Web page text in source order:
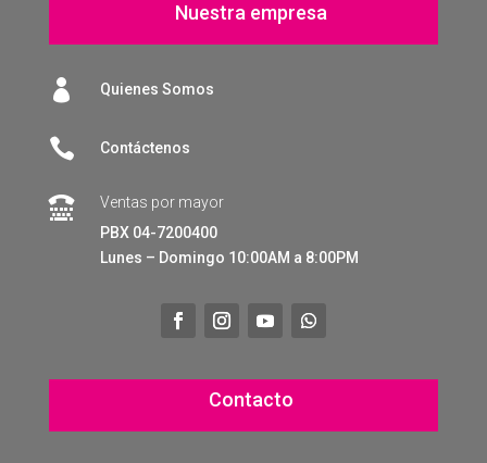
Nuestra empresa
 Quienes Somos
 Contáctenos

Ventas por mayor
PBX 04-7200400
Lunes – Domingo 10:00AM a 8:00PM
Contacto